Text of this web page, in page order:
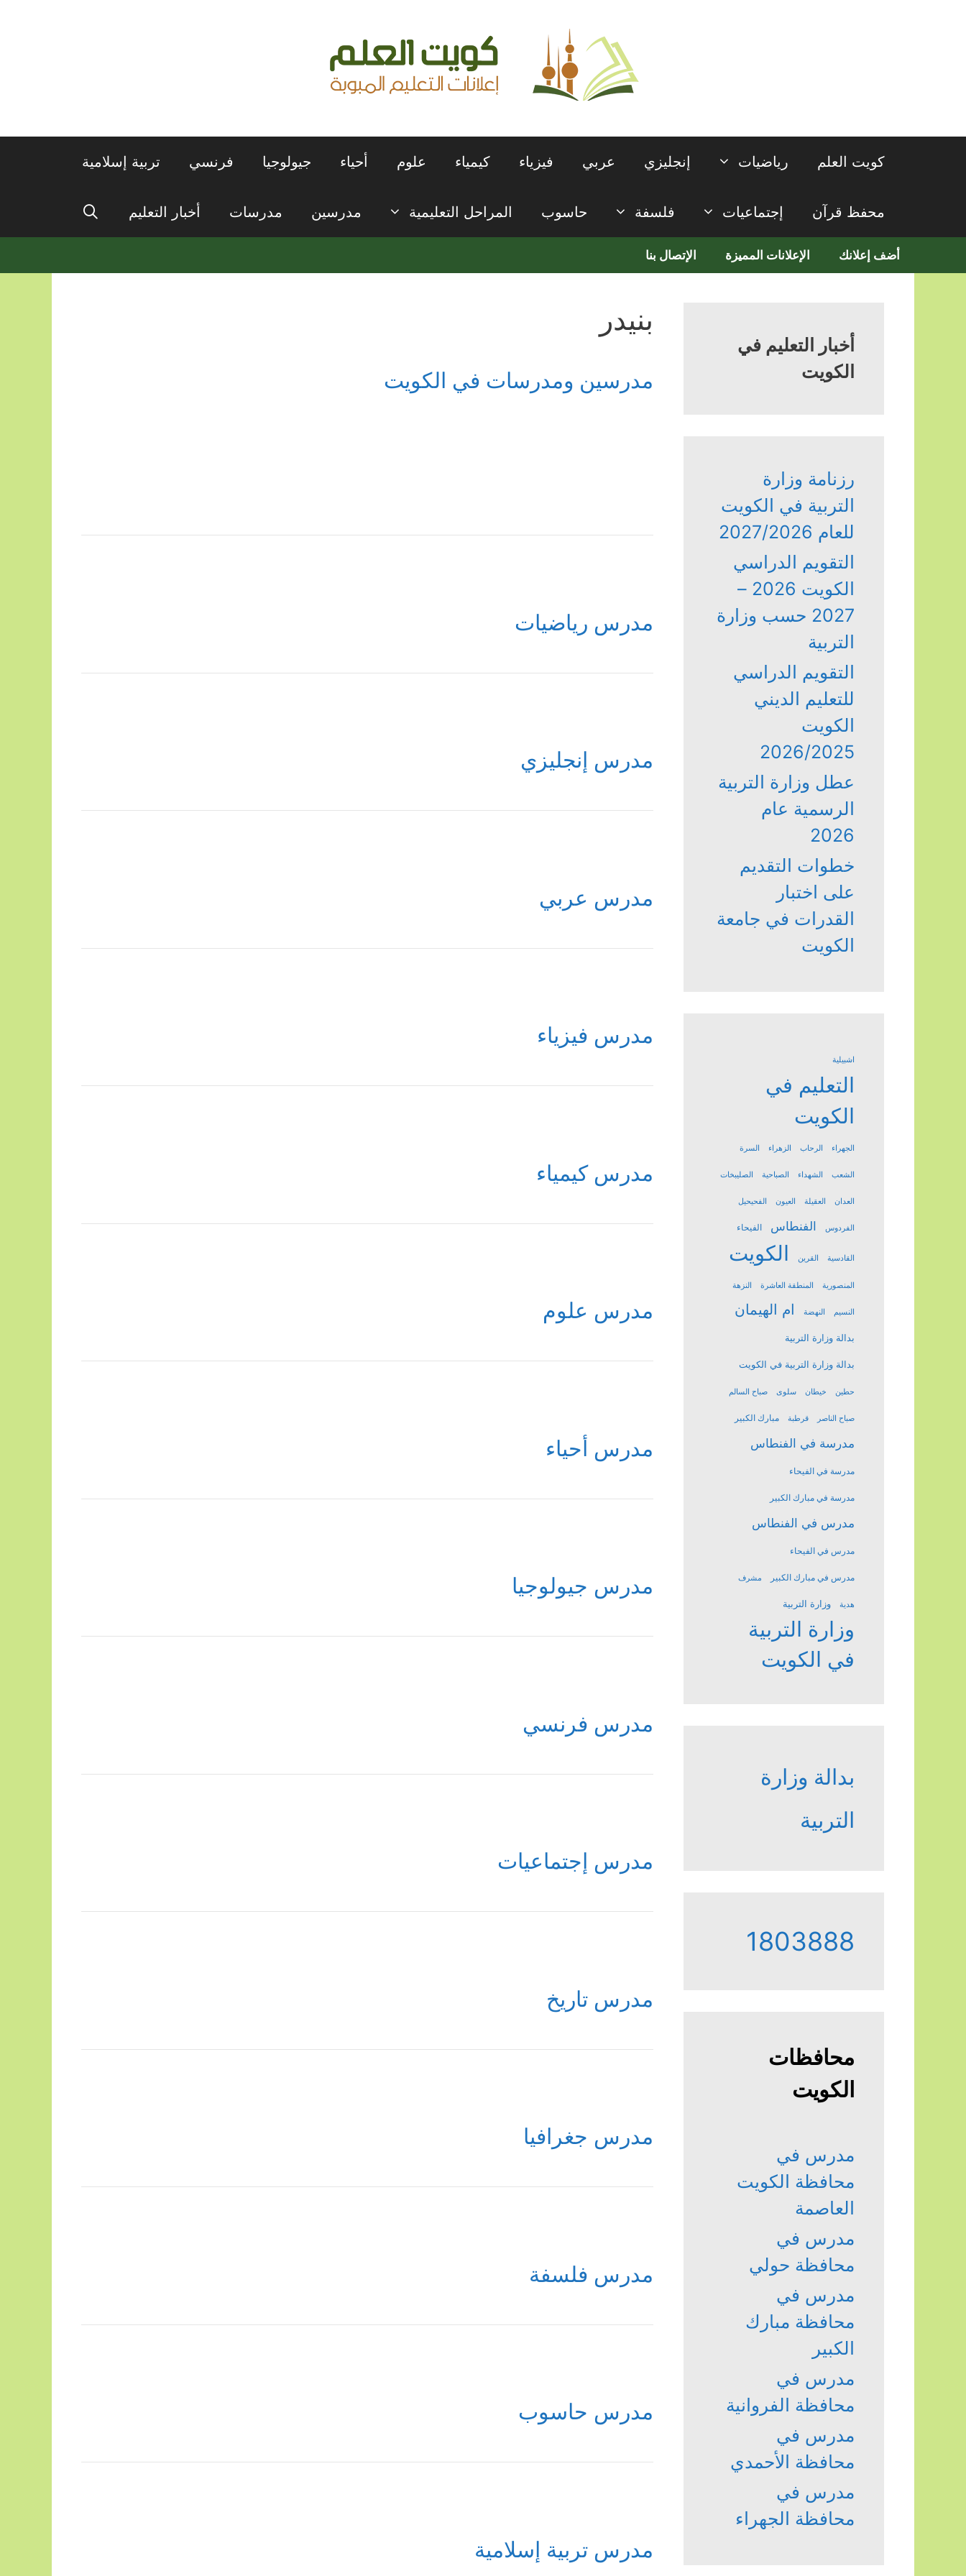
كويت العلم رياضيات إنجليزي عربي فيزياء كيمياء علوم أحياء جيولوجيا فرنسي تربية إسلامية
محفظ قرآن إجتماعيات فلسفة حاسوب المراحل التعليمية مدرسين مدرسات أخبار التعليم
أضف إعلانك الإعلانات المميزة الإتصال بنا
بنيدر
مدرسين ومدرسات في الكويت
مدرس رياضيات
مدرس إنجليزي
مدرس عربي
مدرس فيزياء
مدرس كيمياء
مدرس علوم
مدرس أحياء
مدرس جيولوجيا
مدرس فرنسي
مدرس إجتماعيات
مدرس تاريخ
مدرس جغرافيا
مدرس فلسفة
مدرس حاسوب
مدرس تربية إسلامية
أخبار التعليم في
الكويت
رزنامة وزارة
التربية في الكويت
للعام 2027/2026
التقويم الدراسي
الكويت 2026 –
2027 حسب وزارة
التربية
التقويم الدراسي
للتعليم الديني
الكويت
2026/2025
عطل وزارة التربية
الرسمية عام
2026
خطوات التقديم
على اختبار
القدرات في جامعة
الكويت
اشبيلية
التعليم في
الكويت
الجهراء الرحاب الزهراء السرة
الشعب الشهداء الصباحية الصليبخات
العدان العقيلة العيون الفحيحيل
الفردوس الفنطاس الفيحاء
القادسية القرين الكويت
المنصورية المنطقة العاشرة النزهة
النسيم النهضة ام الهيمان
بدالة وزارة التربية
بدالة وزارة التربية في الكويت
حطين خيطان سلوى صباح السالم
صباح الناصر قرطبة مبارك الكبير
مدرسة في الفنطاس
مدرسة في الفيحاء
مدرسة في مبارك الكبير
مدرس في الفنطاس
مدرس في الفيحاء
مدرس في مبارك الكبير مشرف
هدية وزارة التربية
وزارة التربية
في الكويت
بدالة وزارة
التربية
1803888
محافظات
الكويت
مدرس في
محافظة الكويت
العاصمة
مدرس في
محافظة حولي
مدرس في
محافظة مبارك
الكبير
مدرس في
محافظة الفروانية
مدرس في
محافظة الأحمدي
مدرس في
محافظة الجهراء